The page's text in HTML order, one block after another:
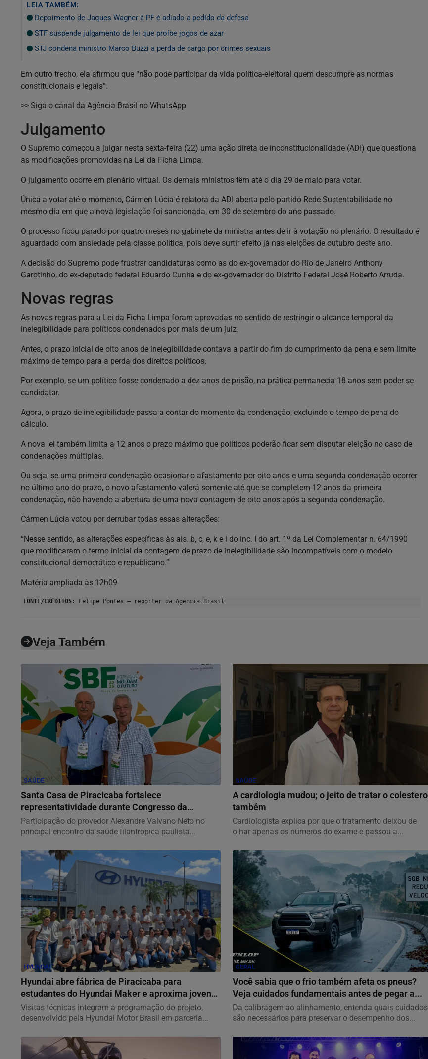
LEIA TAMBÉM:
Depoimento de Jaques Wagner à PF é adiado a pedido da defesa
STF suspende julgamento de lei que proíbe jogos de azar
STJ condena ministro Marco Buzzi a perda de cargo por crimes sexuais
Em outro trecho, ela afirmou que “não pode participar da vida política-eleitoral quem descumpre as normas
constitucionais e legais”.
>> Siga o canal da Agência Brasil no WhatsApp
Julgamento
O Supremo começou a julgar nesta sexta-feira (22) uma ação direta de inconstitucionalidade (ADI) que questiona
as modificações promovidas na Lei da Ficha Limpa.
O julgamento ocorre em plenário virtual. Os demais ministros têm até o dia 29 de maio para votar.
Única a votar até o momento, Cármen Lúcia é relatora da ADI aberta pelo partido Rede Sustentabilidade no
mesmo dia em que a nova legislação foi sancionada, em 30 de setembro do ano passado.
O processo ficou parado por quatro meses no gabinete da ministra antes de ir à votação no plenário. O resultado é
aguardado com ansiedade pela classe política, pois deve surtir efeito já nas eleições de outubro deste ano.
A decisão do Supremo pode frustrar candidaturas como as do ex-governador do Rio de Janeiro Anthony
Garotinho, do ex-deputado federal Eduardo Cunha e do ex-governador do Distrito Federal José Roberto Arruda.
Novas regras
As novas regras para a Lei da Ficha Limpa foram aprovadas no sentido de restringir o alcance temporal da
inelegibilidade para políticos condenados por mais de um juiz.
Antes, o prazo inicial de oito anos de inelegibilidade contava a partir do fim do cumprimento da pena e sem limite
máximo de tempo para a perda dos direitos políticos.
Por exemplo, se um político fosse condenado a dez anos de prisão, na prática permanecia 18 anos sem poder se
candidatar.
Agora, o prazo de inelegibilidade passa a contar do momento da condenação, excluindo o tempo de pena do
cálculo.
A nova lei também limita a 12 anos o prazo máximo que políticos poderão ficar sem disputar eleição no caso de
condenações múltiplas.
Ou seja, se uma primeira condenação ocasionar o afastamento por oito anos e uma segunda condenação ocorrer
no último ano do prazo, o novo afastamento valerá somente até que se completem 12 anos da primeira
condenação, não havendo a abertura de uma nova contagem de oito anos após a segunda condenação.
Cármen Lúcia votou por derrubar todas essas alterações:
“Nesse sentido, as alterações específicas às als. b, c, e, k e l do inc. I do art. 1º da Lei Complementar n. 64/1990
que modificaram o termo inicial da contagem de prazo de inelegibilidade são incompatíveis com o modelo
constitucional democrático e republicano.”
Matéria ampliada às 12h09
FONTE/CRÉDITOS: Felipe Pontes – repórter da Agência Brasil
Veja Também
SAÚDE
Santa Casa de Piracicaba fortalece
representatividade durante Congresso da
FEHOSP
Participação do provedor Alexandre Valvano Neto no
principal encontro da saúde filantrópica paulista...
SAÚDE
A cardiologia mudou; o jeito de tratar o colesterol
também
Cardiologista explica por que o tratamento deixou de
olhar apenas os números do exame e passou a...
HYUNDAI
Hyundai abre fábrica de Piracicaba para
estudantes do Hyundai Maker e aproxima jovens
da...
Visitas técnicas integram a programação do projeto,
desenvolvido pela Hyundai Motor Brasil em parceria...
GERAL
Você sabia que o frio também afeta os pneus?
Veja cuidados fundamentais antes de pegar a...
Da calibragem ao alinhamento, entenda quais cuidados
são necessários para preservar o desempenho dos...